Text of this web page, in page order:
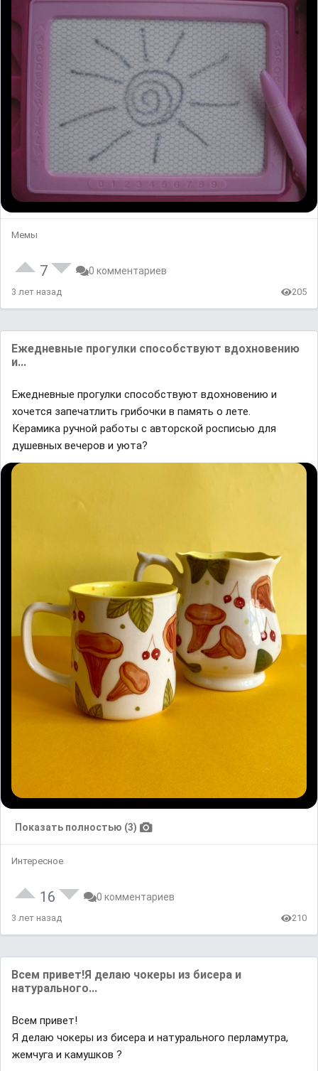
Мемы
7 0 комментариев
3 лет назад 205
Ежедневные прогулки способствуют вдохновению
и...
Ежедневные прогулки способствуют вдохновению и
хочется запечатлить грибочки в память о лете.
Керамика ручной работы с авторской росписью для
душевных вечеров и уюта?
Показать полностью (3)
Интересное
16 0 комментариев
3 лет назад 210
Всем привет!Я делаю чокеры из бисера и
натурального...
Всем привет!
Я делаю чокеры из бисера и натурального перламутра,
жемчуга и камушков ?